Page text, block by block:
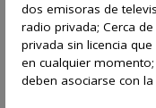
dos emisoras de
radio privada; Cerca
privada sin licencia
en cualquier
deben asociarse con